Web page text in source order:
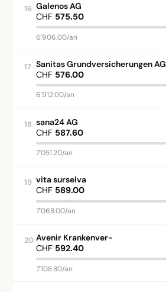
16 Galenos AG
CHF 575.50
6'906.00/an
17 Sanitas Grundversicherungen AG
CHF 576.00
6'912.00/an
18 sana24 AG
CHF 587.60
7'051.20/an
19 vita surselva
CHF 589.00
7'068.00/an
20 Avenir Krankenver-
CHF 592.40
7'108.80/an